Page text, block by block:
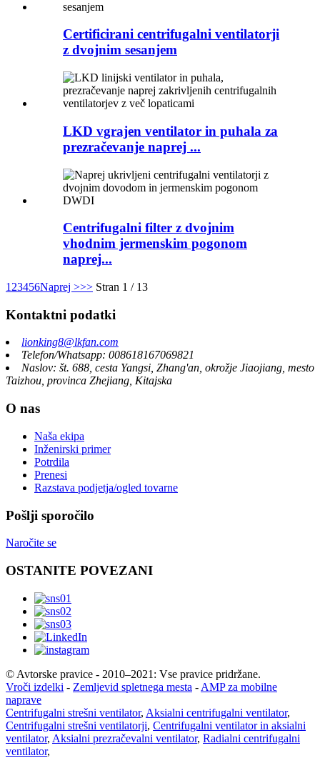
Certificirani centrifugalni ventilatorji
z dvojnim sesanjem
LKD vgrajen ventilator in puhala za
prezračevanje naprej ...
Centrifugalni filter z dvojnim
vhodnim jermenskim pogonom
naprej...
1 23456Naprej >>> Stran 1 / 13
Kontaktni podatki
lionking8@lkfan.com
Telefon/Whatsapp: 008618167069821
Naslov: št. 688, cesta Yangsi, Zhang'an, okrožje Jiaojiang, mesto
Taizhou, provinca Zhejiang, Kitajska
O nas
Naša ekipa
Inženirski primer
Potrdila
Prenesi
Razstava podjetja/ogled tovarne
Pošlji sporočilo
Naročite se
OSTANITE POVEZANI
© Avtorske pravice - 2010–2021: Vse pravice pridržane.
Vroči izdelki - Zemljevid spletnega mesta - AMP za mobilne
naprave
Centrifugalni strešni ventilator, Aksialni centrifugalni ventilator,
Centrifugalni strešni ventilatorji, Centrifugalni ventilator in aksialni
ventilator, Aksialni prezračevalni ventilator, Radialni centrifugalni
ventilator,